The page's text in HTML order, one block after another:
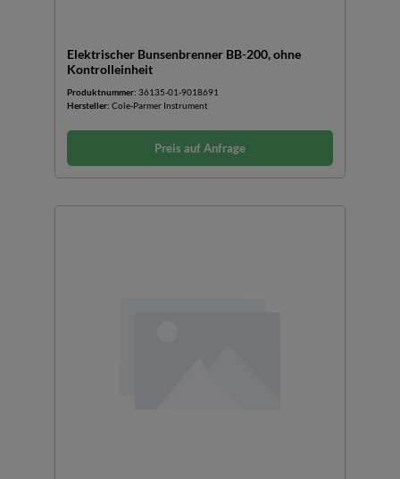
Elektrischer Bunsenbrenner BB-200, ohne
Kontrolleinheit
Produktnummer: 36135-01-9018691
Hersteller: Cole-Parmer Instrument
Preis auf Anfrage